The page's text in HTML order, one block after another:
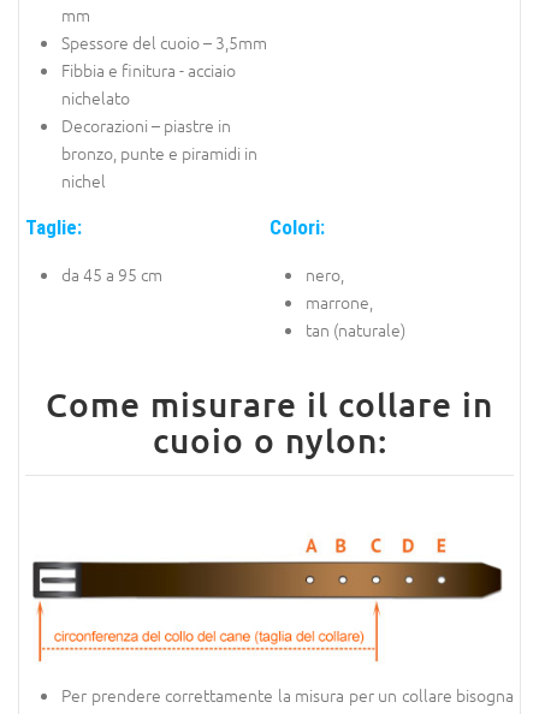
mm
Spessore del cuoio – 3,5mm
Fibbia e finitura - acciaio
nichelato
Decorazioni – piastre in
bronzo, punte e piramidi in
nichel
Taglie:
da 45 a 95 cm
Colori:
nero,
marrone,
tan (naturale)
Come misurare il collare in
cuoio o nylon:
Per prendere correttamente la misura per un collare bisogna